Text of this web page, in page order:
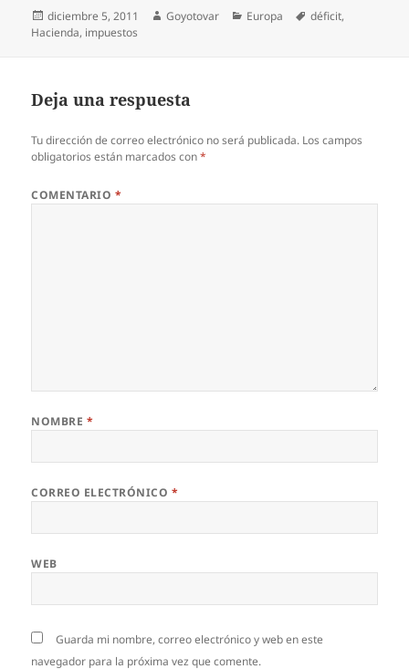
Publicado
el
diciembre 5, 2011 Autor
Goyotovar Categorías
Europa Etiquetas
déficit,
Hacienda, impuestos
Deja una respuesta
Tu dirección de correo electrónico no será publicada. Los campos
obligatorios están marcados con*
COMENTARIO *
NOMBRE *
CORREO ELECTRÓNICO *
WEB
Guarda mi nombre, correo electrónico y web en este
navegador para la próxima vez que comente.